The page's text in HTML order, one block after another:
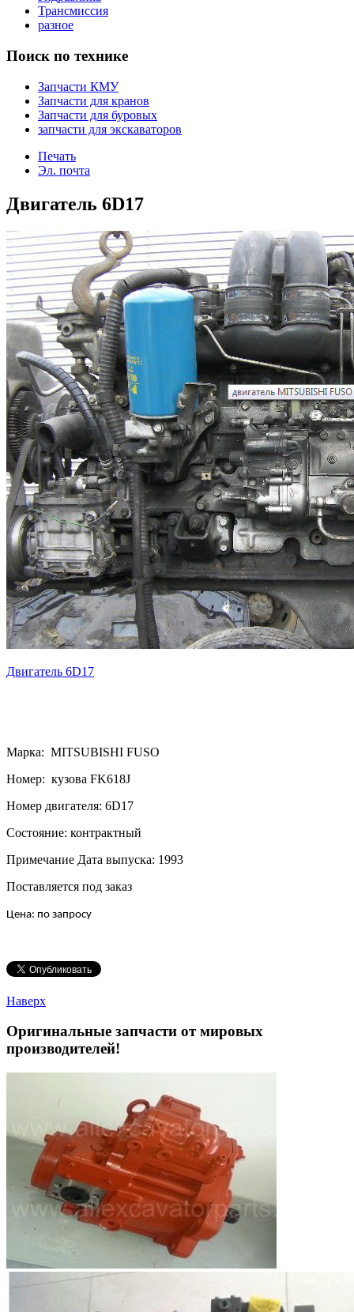
Трансмиссия
разное
Поиск по технике
Запчасти КМУ
Запчасти для кранов
Запчасти для буровых
запчасти для экскаваторов
Печать
Эл. почта
Двигатель 6D17
Двигатель 6D17
Марка: MITSUBISHI FUSO
Номер: кузова FK618J
Номер двигателя: 6D17
Состояние: контрактный
Примечание Дата выпуска: 1993
Поставляется под заказ
Цена: по запросу
Наверх
Оригинальные запчасти от мировых
производителей!